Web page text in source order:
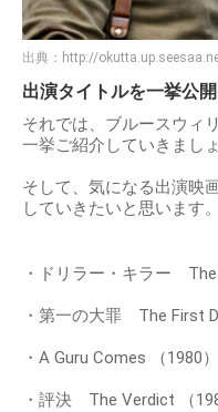
出典： http://
出演タイトルを一挙公開
それでは、ブルースウィ
一挙ご紹介していきましょ
そして、気になる出演映
していきたいと思います。
・ドリラー・キラー The
・第一の大罪 The First
・A Guru Comes （1980）
・評決 The Verdict （